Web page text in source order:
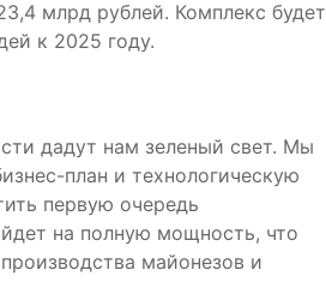
млрд рублей. Комплекс будет
к 2025 году.
дадут нам зеленый свет. Мы
план и технологическую
первую очередь
на полную мощность, что
майонезов и